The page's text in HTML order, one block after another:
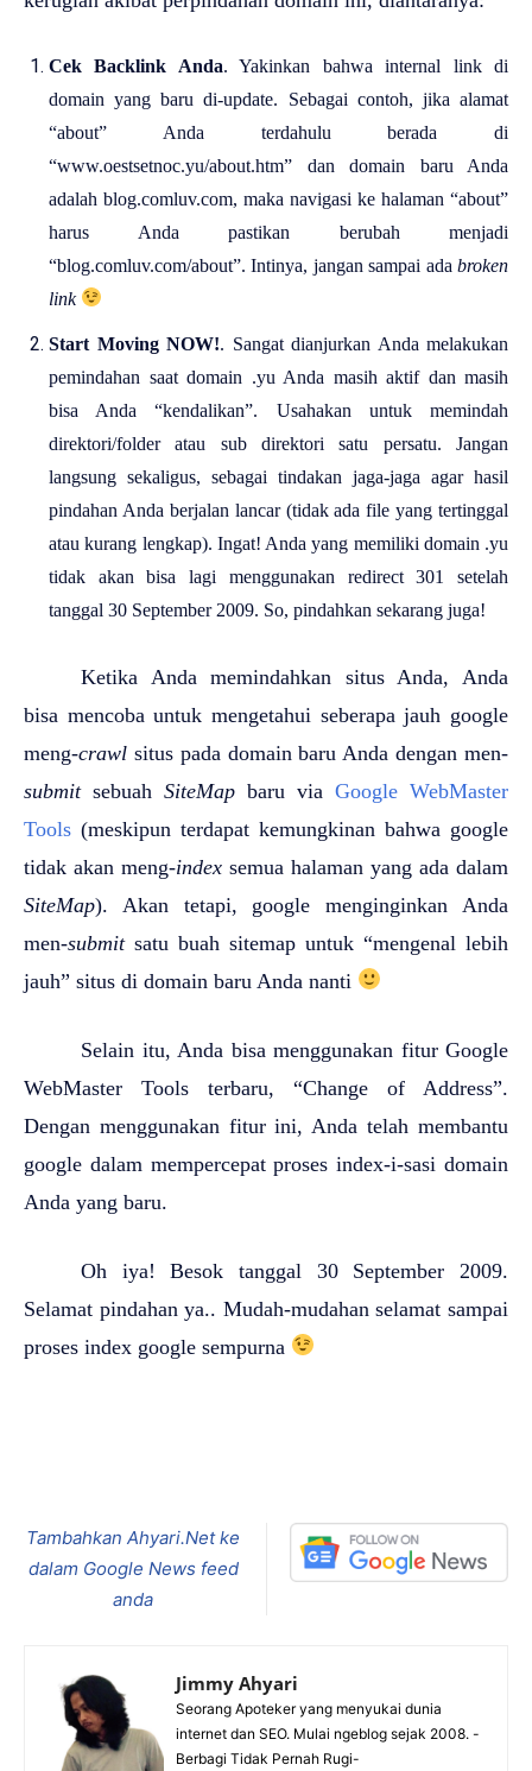
Cek Backlink Anda. Yakinkan bahwa internal link di
domain yang baru di-update. Sebagai contoh, jika alamat
“about” Anda terdahulu berada di
“www.oestsetnoc.yu/about.htm” dan domain baru Anda
adalah blog.comluv.com, maka navigasi ke halaman “about”
harus Anda pastikan berubah menjadi
“blog.comluv.com/about”. Intinya, jangan sampai ada broken
link
Start Moving NOW!. Sangat dianjurkan Anda melakukan
pemindahan saat domain .yu Anda masih aktif dan masih
bisa Anda “kendalikan”. Usahakan untuk memindah
direktori/folder atau sub direktori satu persatu. Jangan
langsung sekaligus, sebagai tindakan jaga-jaga agar hasil
pindahan Anda berjalan lancar (tidak ada file yang tertinggal
atau kurang lengkap). Ingat! Anda yang memiliki domain .yu
tidak akan bisa lagi menggunakan redirect 301 setelah
tanggal 30 September 2009. So, pindahkan sekarang juga!
Ketika Anda memindahkan situs Anda, Anda
bisa mencoba untuk mengetahui seberapa jauh google
meng-crawl situs pada domain baru Anda dengan men-
submitsebuah SiteMap baru via Google WebMaster
Tools (meskipun terdapat kemungkinan bahwa google
tidak akan meng-index semua halaman yang ada dalam
SiteMap). Akan tetapi, google menginginkan Anda
men-submitsatu buah sitemap untuk “mengenal lebih
jauh” situs di domain baru Anda nanti
Selain itu, Anda bisa menggunakan fitur Google
WebMaster Tools terbaru, “Change of Address”.
Dengan menggunakan fitur ini, Anda telah membantu
google dalam mempercepat proses index-i-sasi domain
Anda yang baru.
Oh iya! Besok tanggal 30 September 2009.
Selamat pindahan ya.. Mudah-mudahan selamat sampai
proses index google sempurna
Tambahkan Ahyari.Net ke
dalam Google News feed
anda
Jimmy Ahyari
Seorang Apoteker yang menyukai dunia
internet dan SEO. Mulai ngeblog sejak 2008. -
Berbagi Tidak Pernah Rugi-